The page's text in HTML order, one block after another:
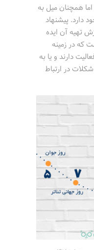
همچنان میل به
دارد. پیشنهاد
تهیه آن ایده
که در زمینه
دارند و یا به
در ارتباط